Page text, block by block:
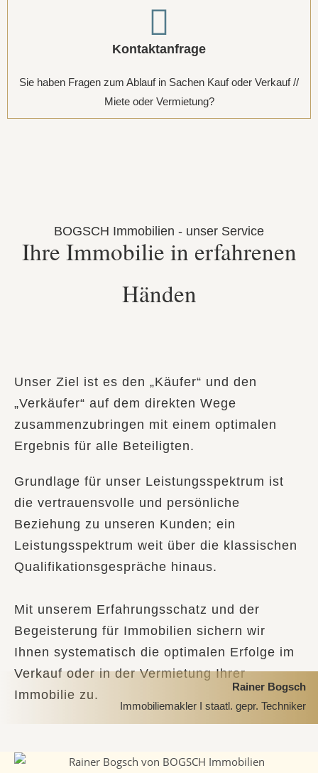
Kontaktanfrage
Sie haben Fragen zum Ablauf in Sachen Kauf oder Verkauf //
Miete oder Vermietung?
BOGSCH Immobilien - unser Service
Ihre Immobilie in erfahrenen
Händen
Unser Ziel ist es den „Käufer“ und den
„Verkäufer“ auf dem direkten Wege
zusammenzubringen mit einem optimalen
Ergebnis für alle Beteiligten.
Grundlage für unser Leistungsspektrum ist
die vertrauensvolle und persönliche
Beziehung zu unseren Kunden; ein
Leistungsspektrum weit über die klassischen
Qualifikationsgespräche hinaus.
Mit unserem Erfahrungsschatz und der
Begeisterung für Immobilien sichern wir
Ihnen systematisch die optimalen Erfolge im
Verkauf oder in der Vermietung Ihrer
Immobilie zu.
Rainer Bogsch
Immobiliemakler I staatl. gepr. Techniker